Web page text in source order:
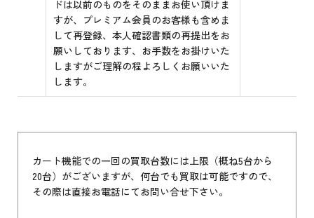
ドは以前のものをそのままお使い頂けま
すが、プレミアム会員のお客様も含めま
して再登録、本人確認書類の再提出をお
願いしております、お手数をお掛けいた
しますがご理解の程よろしくお願いいた
します。
カート機能での一回の買取台数には上限（概ね5台から
20台）がございますが、何台でも買取は可能ですので、
その際は直接お電話にてお問い合せ下さい。